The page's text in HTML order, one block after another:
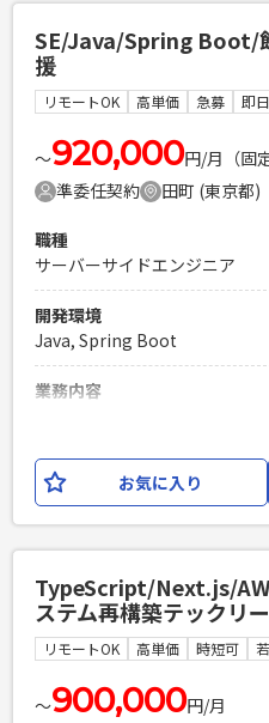
対応） ・既存システムの影響
Javaによるアプリケーション
・本番リリース対応 ・保守・
率が比較的高いポジションで
必須スキル
・基本設計〜テストまでの開
PHPを用いたWebサービス
エンジニア複数人のチーム
SE/Java/Spring Boot/
援
リモートOK 高単価 急募 即日
〜920,000円/月（固
準委任契約
田町 (東京都)
職種
サーバーサイドエンジニア
開発環境
Java, Spring Boot
業務内容
していただきます。 SEとし
いただきます。 使用する技
Reactとなります。
Java(Springboot)開発経験 ・
可） ・顧客折衝経験
PHPを用いたWebサービス
エンジニア複数人のチーム
お気に入り
TypeScript/Next.js/
ステム再構築テックリ
リモートOK 高単価 時短可
〜900,000円/月